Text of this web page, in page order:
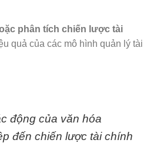
phân tích chiến lược tài
quả của các mô hình quản lý tài
động của văn hóa
đến chiến lược tài chính